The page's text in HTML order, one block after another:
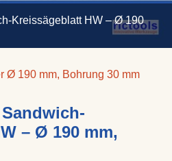
Kreissägeblatt HW – Ø 190
Ø 190 mm, Bohrung 30 mm
– Ø 190 mm,